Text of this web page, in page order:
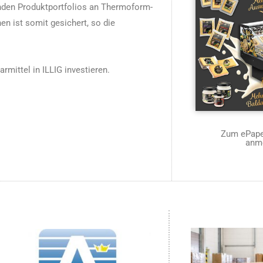
Produktportfolios an Thermoform-
ist somit gesichert, so die
in ILLIG investieren.
Zum